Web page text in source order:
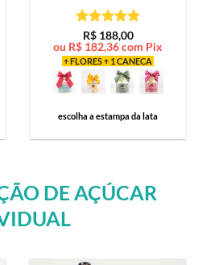
Avaliação5
de 5
R$188,00
ou R$ 182,36com Pix
+ FLORES + 1 CANECA
escolha a estampa da lata
DE AÇÚCAR